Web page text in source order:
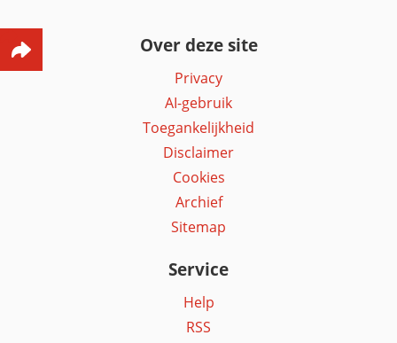
Over deze site
Privacy
AI-gebruik
Toegankelijkheid
Disclaimer
Cookies
Archief
Sitemap
Service
Help
RSS